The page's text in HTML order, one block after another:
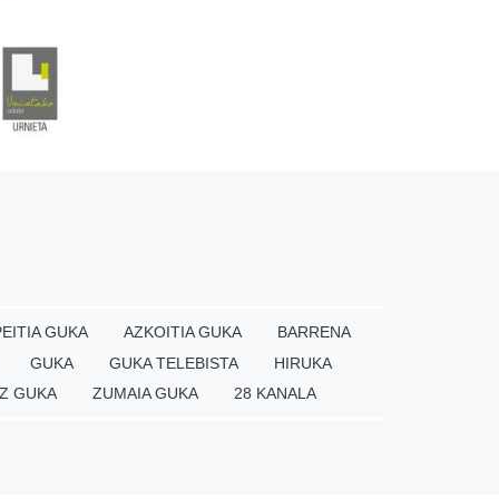
GUKA AZKOITIA GUKA
BARRENA
GUKA GUKA TELEBISTA
HIRUKA
GUKA ZUMAIA GUKA 28 KANALA